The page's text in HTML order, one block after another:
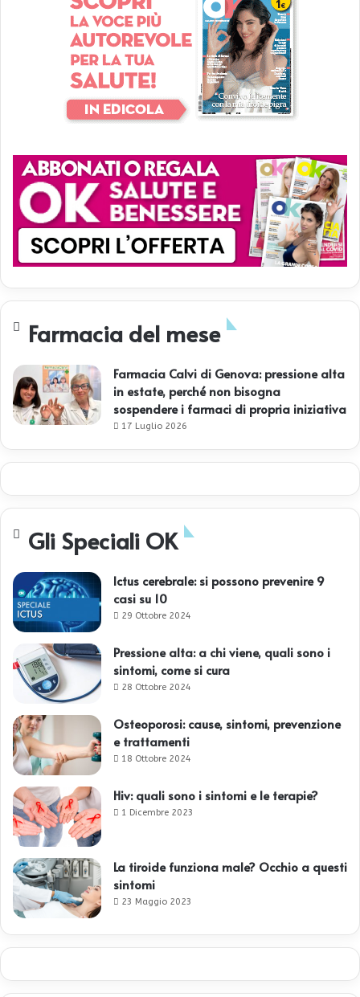
Farmacia del mese
Farmacia Calvi di Genova: pressione alta
in estate, perché non bisogna
sospendere i farmaci di propria iniziativa
17 Luglio 2026
Gli Speciali OK
Ictus cerebrale: si possono prevenire 9
casi su 10
29 Ottobre 2024
Pressione alta: a chi viene, quali sono i
sintomi, come si cura
28 Ottobre 2024
Osteoporosi: cause, sintomi, prevenzione
e trattamenti
18 Ottobre 2024
Hiv: quali sono i sintomi e le terapie?
1 Dicembre 2023
La tiroide funziona male? Occhio a questi
sintomi
23 Maggio 2023